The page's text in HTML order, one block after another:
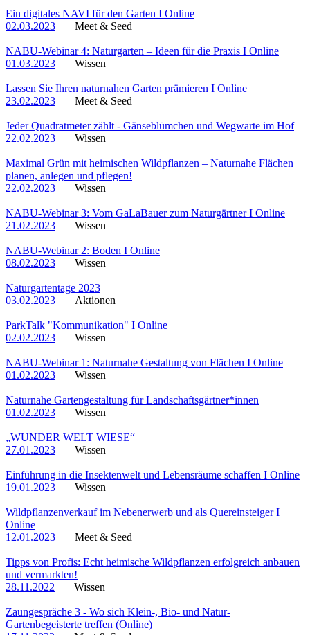
Ein digitales NAVI für den Garten I Online
02.03.2023
Meet & Seed
NABU-Webinar 4: Naturgarten – Ideen für die Praxis I Online
01.03.2023
Wissen
Lassen Sie Ihren naturnahen Garten prämieren I Online
23.02.2023
Meet & Seed
Jeder Quadratmeter zählt - Gänseblümchen und Wegwarte im Hof
22.02.2023
Wissen
Maximal Grün mit heimischen Wildpflanzen – Naturnahe Flächen
planen, anlegen und pflegen!
22.02.2023
Wissen
NABU-Webinar 3: Vom GaLaBauer zum Naturgärtner I Online
21.02.2023
Wissen
NABU-Webinar 2: Boden I Online
08.02.2023
Wissen
Naturgartentage 2023
03.02.2023
Aktionen
ParkTalk "Kommunikation" I Online
02.02.2023
Wissen
NABU-Webinar 1: Naturnahe Gestaltung von Flächen I Online
01.02.2023
Wissen
Naturnahe Gartengestaltung für Landschaftsgärtner*innen
01.02.2023
Wissen
„WUNDER WELT WIESE“
27.01.2023
Wissen
Einführung in die Insektenwelt und Lebensräume schaffen I Online
19.01.2023
Wissen
Wildpflanzenverkauf im Nebenerwerb und als Quereinsteiger I
Online
12.01.2023
Meet & Seed
Tipps von Profis: Echt heimische Wildpflanzen erfolgreich anbauen
und vermarkten!
28.11.2022
Wissen
Zaungespräche 3 - Wo sich Klein-, Bio- und Natur-
Gartenbegeisterte treffen (Online)